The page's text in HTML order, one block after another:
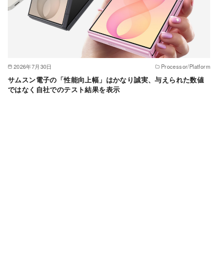
2026年7月30日 Processor/Platform
サムスン電子の「性能向上幅」はかなり誠実、与えられた数値
ではなく自社でのテスト結果を表示